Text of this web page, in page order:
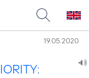
19.05.2020